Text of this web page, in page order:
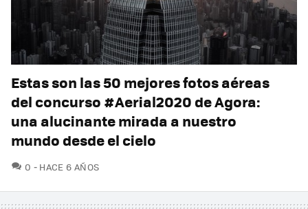
Estas son las 50 mejores fotos aéreas
del concurso #Aerial2020 de Agora:
una alucinante mirada a nuestro
mundo desde el cielo
0 COMENTARIOS
HACE 6 AÑOS